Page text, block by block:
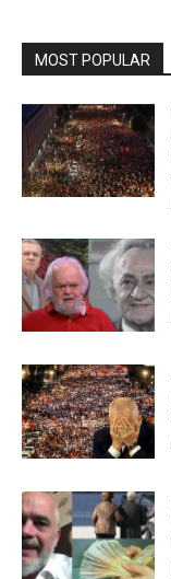
MOST POPULAR